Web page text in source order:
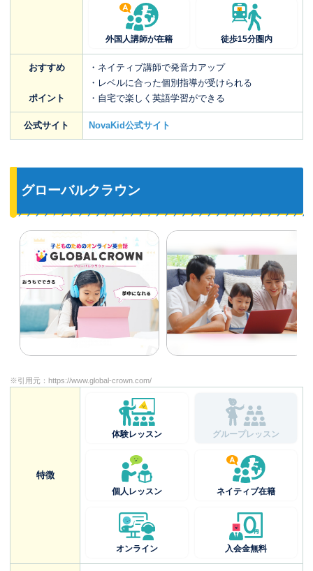
外国人講師が在籍 徒歩15分圏内
おすすめ
ポイント
・ネイティブ講師で発音力アップ
・レベルに合った個別指導が受けられる
・自宅で楽しく英語学習ができる
公式サイト NovaKid公式サイト
グローバルクラウン
※引用元： https://www.global-crown.com/
特徴
体験レッスン グループレッスン
個人レッスン ネイティブ在籍
オンライン 入会金無料